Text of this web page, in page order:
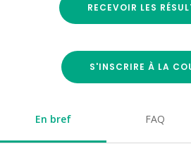
RECEVOIR LES
S'INSCRIRE À LA
En bref FAQ